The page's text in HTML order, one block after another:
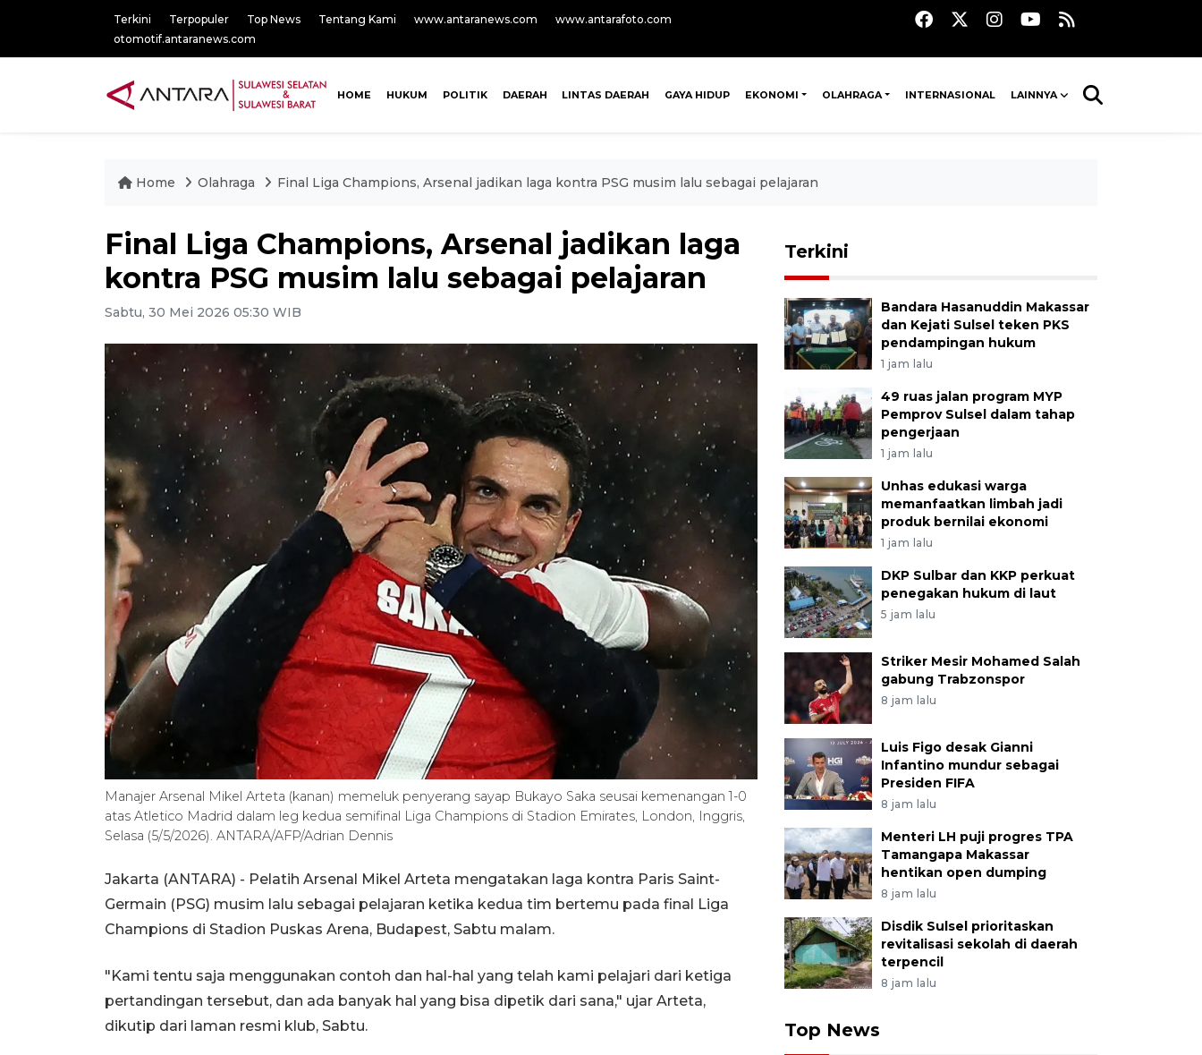
Terkini Terpopuler Top News Tentang Kami www.antaranews.com
www.antarafoto.com
otomotif.antaranews.com
HOME HUKUM POLITIK DAERAH LINTAS DAERAH GAYA HIDUP EKONOMI OLAHRAGA INTERNASIONAL LAINNYA
Home Olahraga Final Liga Champions, Arsenal jadikan laga kontra PSG musim lalu sebagai pelajaran
Final Liga Champions, Arsenal jadikan laga
kontra PSG musim lalu sebagai pelajaran
Sabtu, 30 Mei 2026 05:30 WIB
Manajer Arsenal Mikel Arteta (kanan) memeluk penyerang sayap Bukayo Saka seusai kemenangan 1-0
atas Atletico Madrid dalam leg kedua semifinal Liga Champions di Stadion Emirates, London, Inggris,
Selasa (5/5/2026). ANTARA/AFP/Adrian Dennis
Jakarta (ANTARA) - Pelatih Arsenal Mikel Arteta mengatakan laga kontra Paris Saint-
Germain (PSG) musim lalu sebagai pelajaran ketika kedua tim bertemu pada final Liga
Champions di Stadion Puskas Arena, Budapest, Sabtu malam.
"Kami tentu saja menggunakan contoh dan hal-hal yang telah kami pelajari dari ketiga
pertandingan tersebut, dan ada banyak hal yang bisa dipetik dari sana," ujar Arteta,
dikutip dari laman resmi klub, Sabtu.
Terkini
Bandara Hasanuddin Makassar
dan Kejati Sulsel teken PKS
pendampingan hukum
1 jam lalu
49 ruas jalan program MYP
Pemprov Sulsel dalam tahap
pengerjaan
1 jam lalu
Unhas edukasi warga
memanfaatkan limbah jadi
produk bernilai ekonomi
1 jam lalu
DKP Sulbar dan KKP perkuat
penegakan hukum di laut
5 jam lalu
Striker Mesir Mohamed Salah
gabung Trabzonspor
8 jam lalu
Luis Figo desak Gianni
Infantino mundur sebagai
Presiden FIFA
8 jam lalu
Menteri LH puji progres TPA
Tamangapa Makassar
hentikan open dumping
8 jam lalu
Disdik Sulsel prioritaskan
revitalisasi sekolah di daerah
terpencil
8 jam lalu
Top News